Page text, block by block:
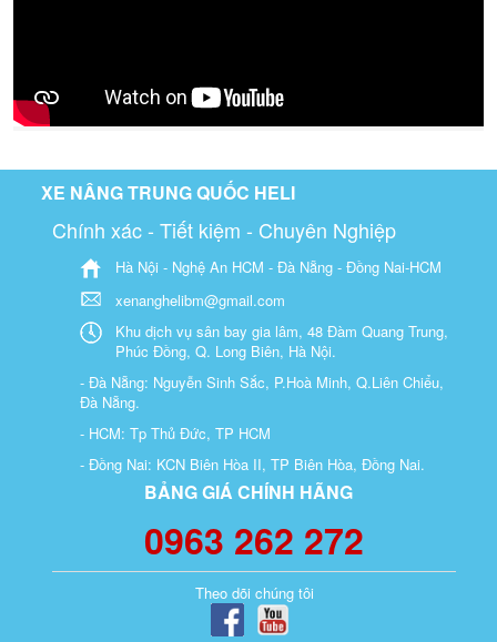
XE NÂNG TRUNG QUỐC HELI
Chính xác - Tiết kiệm - Chuyên Nghiệp
Hà Nội - Nghệ An HCM - Đà Nẵng - Đồng Nai-HCM
xenanghelibm@gmail.com
Khu dịch vụ sân bay gia lâm, 48 Đàm Quang Trung,
Phúc Đồng, Q. Long Biên, Hà Nội.
- Đà Nẵng: Nguyễn Sinh Sắc, P.Hoà Minh, Q.Liên Chiểu,
Đà Nẵng.
- HCM: Tp Thủ Đức, TP HCM
- Đồng Nai: KCN Biên Hòa II, TP Biên Hòa, Đồng Nai.
BẢNG GIÁ CHÍNH HÃNG
0963 262 272
Theo dõi chúng tôi